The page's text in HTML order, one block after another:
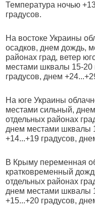
Температура ночью
градусов.
На востоке Украины
осадков, днем дождь,
районах град, ветер
местами шквалы 15-20
градусов, днем
На юге Украины
местами сильный,
отдельных районах
днем местами шквалы
+14...+19 градусов,
В Крыму переменная
кратковременный
отдельных районах
днем местами шквалы
+15...+20 градусов,